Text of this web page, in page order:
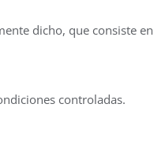
dicho, que consiste
controladas.